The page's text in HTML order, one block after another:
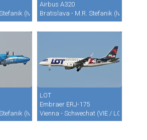
(Ivanka) (BTS / LZIB)
Airbus A320
Bratislava - M.R. Stefanik (Ivanka)
(Ivanka) (BTS / LZIB)
LOT
Embraer ERJ-175
Vienna - Schwechat (VIE / LOWW)